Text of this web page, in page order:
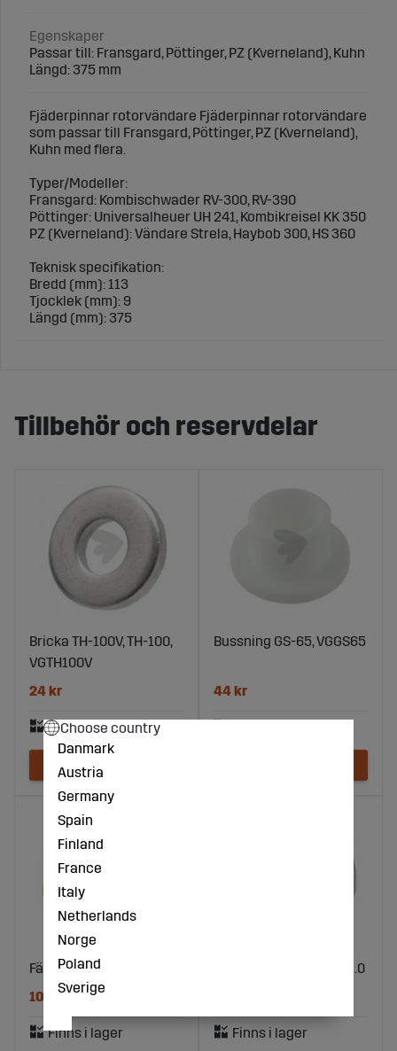
Egenskaper
Passar till: Fransgard, Pöttinger, PZ (Kverneland), Kuhn
Längd: 375 mm
Fjäderpinnar rotorvändare Fjäderpinnar rotorvändare
som passar till Fransgard, Pöttinger, PZ (Kverneland),
Kuhn med flera.
Typer/Modeller:
Fransgard: Kombischwader RV-300, RV-390
Pöttinger: Universalheuer UH 241, Kombikreisel KK 350
PZ (Kverneland): Vändare Strela, Haybob 300, HS 360
Teknisk specifikation:
Bredd (mm): 113
Tjocklek (mm): 9
Längd (mm): 375
Tillbehör och reservdelar
Bricka TH-100V, TH-100,
VGTH100V
24 kr
Bussning GS-65, VGGS65
44 kr
Fäste vänster
1042 kr
Låsmutter M12 908701.0
Choose country
Danmark
Austria
Germany
Spain
Finland
France
Italy
Netherlands
Norge
Poland
Sverige